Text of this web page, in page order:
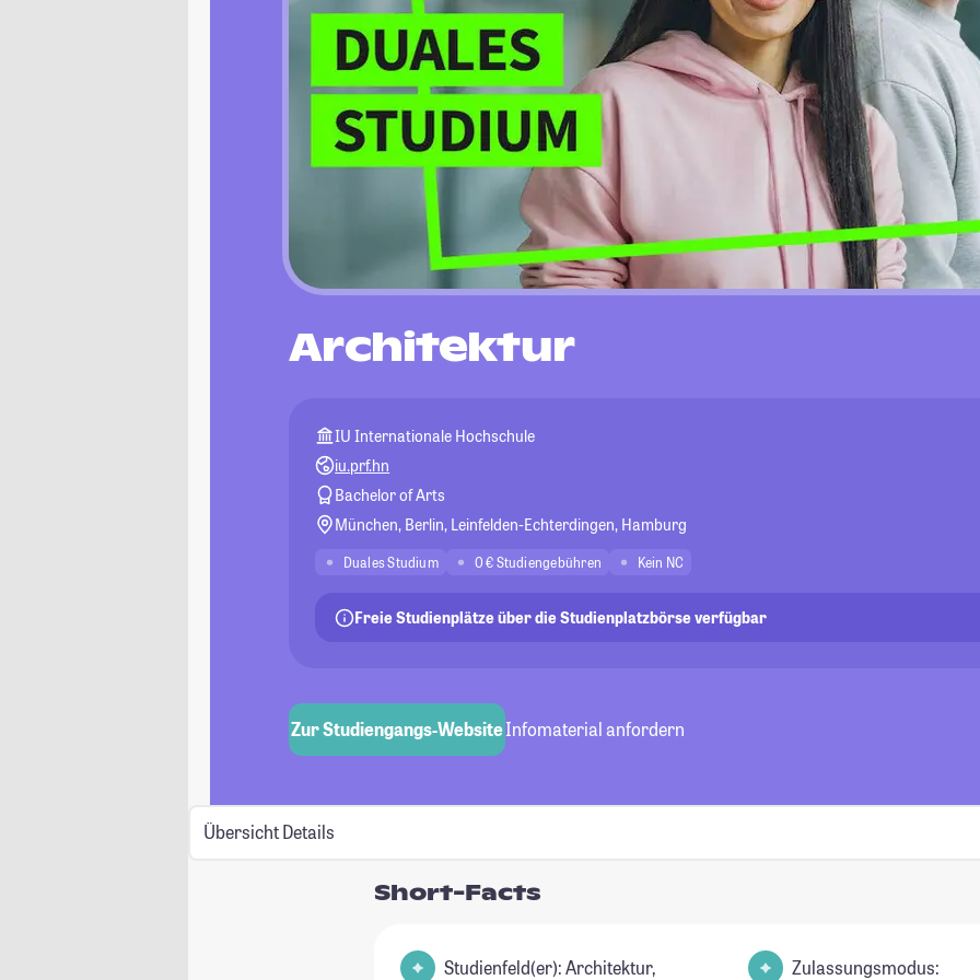
Architektur
IU Internationale Hochschule
iu.prf.hn
Bachelor of Arts
München, Berlin, Leinfelden-Echterdingen, Hamburg
Duales Studium 0 € Studiengebühren Kein NC
Freie Studienplätze über die Studienplatzbörse verfügbar
Zur Studiengangs-WebsiteInfomaterial anfordern
Übersicht Details
Short-Facts
Studienfeld(er): Architektur, Zulassungsmodus: